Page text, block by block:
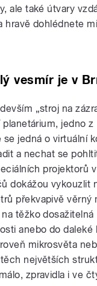
ale také útvary
hravě dohlédnete
vesmír je v
„stroj na
jedno z
se jedná o virtuální
a nechat se
projektorů
dokážou vykouzlit
překvapivě věrný
těžko dosažitelná
anebo do daleké
mikrosvěta
největších
zpravidla i ve